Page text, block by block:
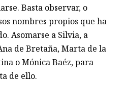
Basta observar, o
nombres propios que ha
Asomarse a Silvia, a
de Bretaña, Marta de la
o Mónica Baéz, para
de ello.